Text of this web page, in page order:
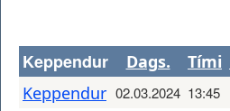
Keppendur Dags. Tími
Keppendur 02.03.2024 13:45